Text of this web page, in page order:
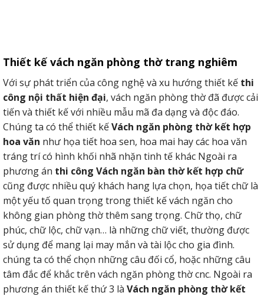
Thiết kế vách ngăn phòng thờ trang nghiêm
Với sự phát triển của công nghệ và xu hướng thiết kế thi
công nội thất hiện đại, vách ngăn phòng thờ đã được cải
tiến và thiết kế với nhiều mẫu mã đa dạng và độc đáo.
Chúng ta có thể thiết kếVách ngăn phòng thờ kết hợp
hoa văn như họa tiết hoa sen, hoa mai hay các hoa văn
tráng trí có hình khối nhã nhặn tinh tế khác Ngoài ra
phương án thi công Vách ngăn bàn thờ kết hợp chữ
cũng được nhiều quý khách hang lựa chọn, họa tiết chữ là
một yếu tố quan trọng trong thiết kế vách ngăn cho
không gian phòng thờ thêm sang trọng. Chữ thọ, chữ
phúc, chữ lộc, chữ vạn… là những chữ viết, thường được
sử dụng để mang lại may mắn và tài lộc cho gia đình.
chúng ta có thể chọn những câu đối cổ, hoặc những câu
tâm đắc để khắc trên vách ngăn phòng thờ cnc. Ngoài ra
phương án thiết kế thứ 3 là Vách ngăn phòng thờ kết